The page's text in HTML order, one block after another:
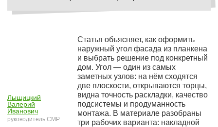
Лыщицкий
Валерий
Иванович
руководитель СМР
Статья объясняет, как оформить
наружный угол фасада из планкена
и выбрать решение под конкретный
дом. Угол — один из самых
заметных узлов: на нём сходятся
две плоскости, открываются торцы,
видна точность раскладки, качество
подсистемы и продуманность
монтажа. В материале разобраны
три рабочих варианта: накладной